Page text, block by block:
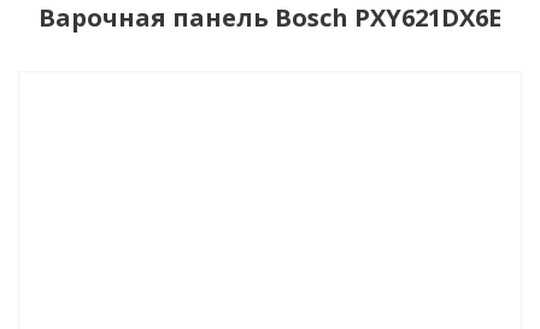
Варочная панель Bosch PXY621DX6E